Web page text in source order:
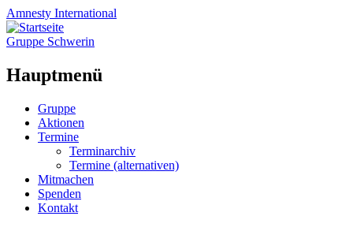
Amnesty International
Gruppe Schwerin
Hauptmenü
Zum
Inhalt
springen
Gruppe
Aktionen
Termine
Terminarchiv
Termine (alternativen)
Mitmachen
Spenden
Kontakt